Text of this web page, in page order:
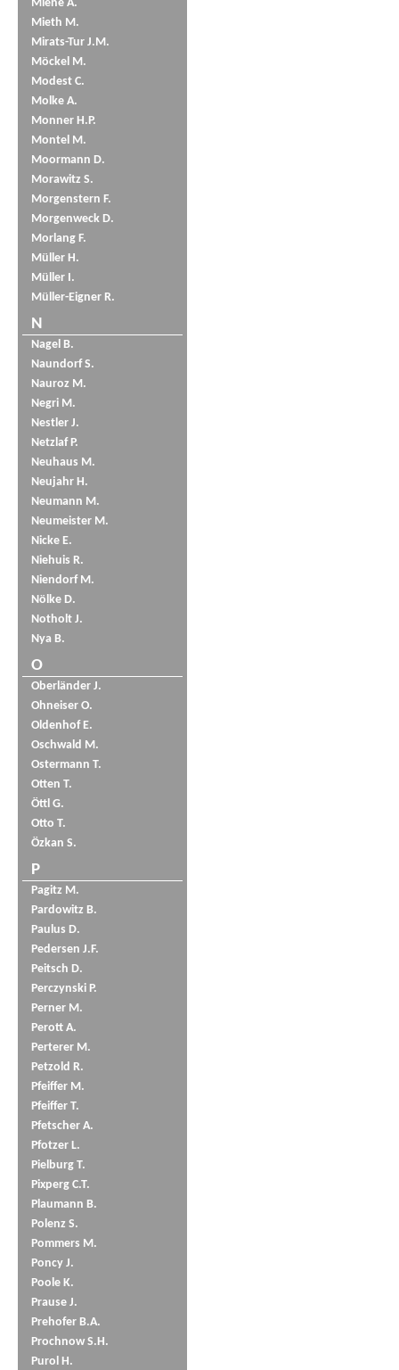
Miene A.
Mieth M.
Mirats-Tur J.M.
Möckel M.
Modest C.
Molke A.
Monner H.P.
Montel M.
Moormann D.
Morawitz S.
Morgenstern F.
Morgenweck D.
Morlang F.
Müller H.
Müller I.
Müller-Eigner R.
N
Nagel B.
Naundorf S.
Nauroz M.
Negri M.
Nestler J.
Netzlaf P.
Neuhaus M.
Neujahr H.
Neumann M.
Neumeister M.
Nicke E.
Niehuis R.
Niendorf M.
Nölke D.
Notholt J.
Nya B.
O
Oberländer J.
Ohneiser O.
Oldenhof E.
Oschwald M.
Ostermann T.
Otten T.
Öttl G.
Otto T.
Özkan S.
P
Pagitz M.
Pardowitz B.
Paulus D.
Pedersen J.F.
Peitsch D.
Perczynski P.
Perner M.
Perott A.
Perterer M.
Petzold R.
Pfeiffer M.
Pfeiffer T.
Pfetscher A.
Pfotzer L.
Pielburg T.
Pixperg C.T.
Plaumann B.
Polenz S.
Pommers M.
Poncy J.
Poole K.
Prause J.
Prehofer B.A.
Prochnow S.H.
Purol H.